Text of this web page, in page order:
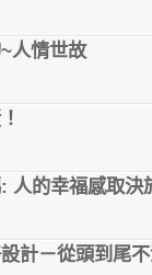
人情世故
人的幸福感取決
計－從頭到尾